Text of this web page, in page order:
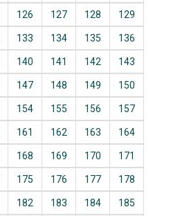
126 127 128 129
133 134 135 136
140 141 142 143
147 148 149 150
154 155 156 157
161 162 163 164
168 169 170 171
175 176 177 178
182 183 184 185